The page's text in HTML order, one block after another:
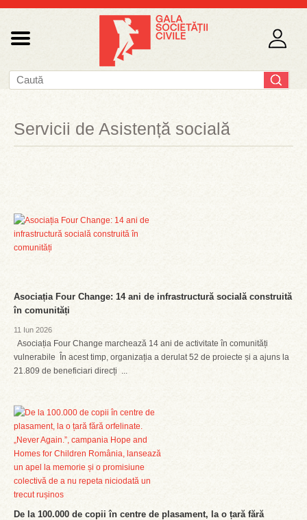
Servicii de Asistență socială
Asociația Four Change: 14 ani de infrastructură socială construită
în comunități
11 Iun 2026
Asociația Four Change marchează 14 ani de activitate în comunități
vulnerabile În acest timp, organizația a derulat 52 de proiecte și a ajuns la
21.809 de beneficiari direcți ...
De la 100.000 de copii în centre de plasament, la o țară fără